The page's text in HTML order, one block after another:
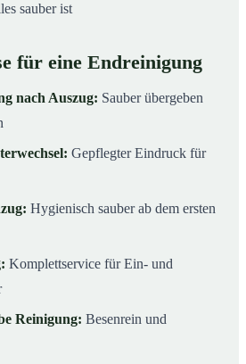
sauber ist
für eine Endreinigung
nach Auszug: Sauber übergeben
Gepflegter Eindruck für
Hygienisch sauber ab dem ersten
Komplettservice für Ein- und
Reinigung: Besenrein und